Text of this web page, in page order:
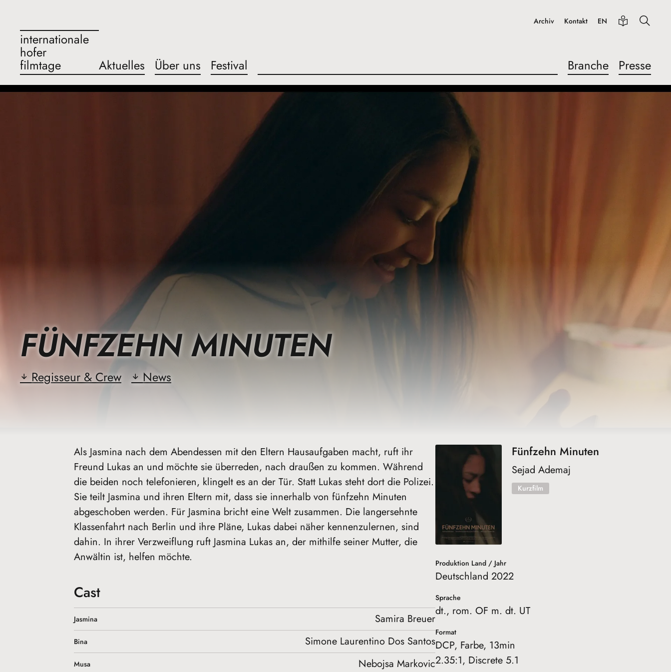
internationale
hofer
filmtage Aktuelles Über uns Festival Branche Presse
Archiv Kontakt EN
FÜNFZEHN MINUTEN
Regisseur & Crew News
Als Jasmina nach dem Abendessen mit den Eltern Hausaufgaben macht, ruft ihr
Freund Lukas an und möchte sie überreden, nach draußen zu kommen. Während
die beiden noch telefonieren, klingelt es an der Tür. Statt Lukas steht dort die Polizei.
Sie teilt Jasmina und ihren Eltern mit, dass sie innerhalb von fünfzehn Minuten
abgeschoben werden. Für Jasmina bricht eine Welt zusammen. Die langersehnte
Klassenfahrt nach Berlin und ihre Pläne, Lukas dabei näher kennenzulernen, sind
dahin. In ihrer Verzweiflung ruft Jasmina Lukas an, der mithilfe seiner Mutter, die
Anwältin ist, helfen möchte.
Cast
Jasmina Samira Breuer
Bina Simone Laurentino Dos Santos
Musa Nebojsa Markovic
Fünfzehn Minuten
Sejad Ademaj
Kurzfilm
Produktion Land / Jahr
Deutschland 2022
Sprache
dt., rom. OF m. dt. UT
Format
DCP, Farbe, 13min
2.35:1, Discrete 5.1